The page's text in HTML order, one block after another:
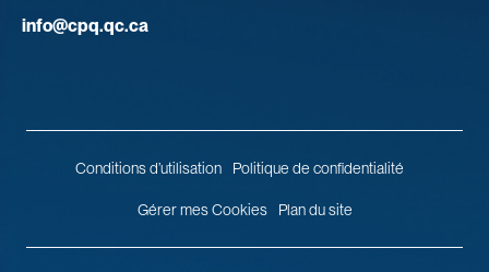
info@cpq.qc.ca
Conditions d’utilisation Politique de confidentialité
Gérer mes Cookies Plan du site